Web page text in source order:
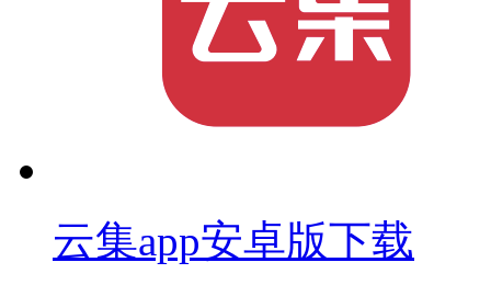
云集app安卓版下载